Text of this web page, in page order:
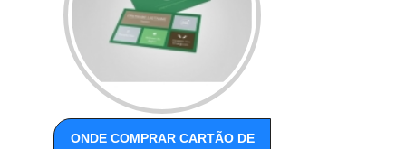
ONDE COMPRAR CARTÃO DE